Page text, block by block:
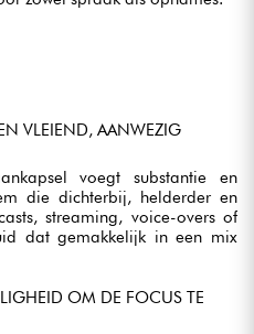
VLEIEND, AANWEZIG
voegt substantie en
die dichterbij, helderder en
streaming, voice-overs of
dat gemakkelijk in een mix
OM DE FOCUS TE